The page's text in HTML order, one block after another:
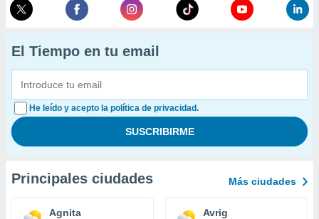
El Tiempo en tu email
He leído y acepto la política de privacidad.
Principales ciudades Más ciudades
Agnita Avrig